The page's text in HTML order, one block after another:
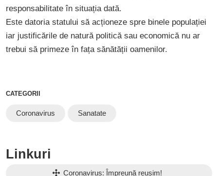
responsabilitate în situația dată.
Este datoria statului să acționeze spre binele populației
iar justificările de natură politică sau economică nu ar
trebui să primeze în fața sănătății oamenilor.
CATEGORII
Coronavirus Sanatate
Linkuri
Coronavirus: Împreună reușim!